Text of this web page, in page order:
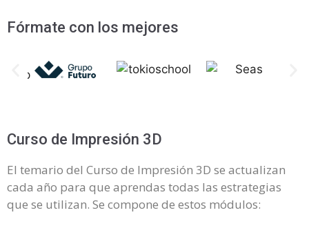
Fórmate con los mejores
Curso de Impresión 3D
El temario del Curso de Impresión 3D se actualizan
cada año para que aprendas todas las estrategias
que se utilizan. Se compone de estos módulos: